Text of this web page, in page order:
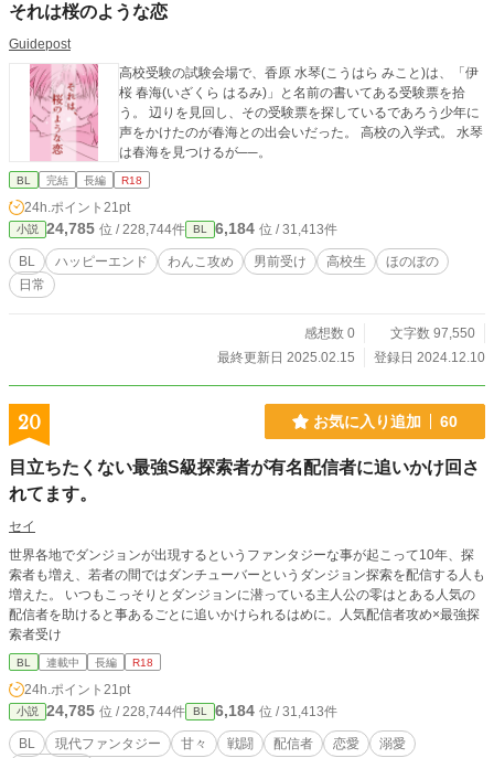
それは桜のような恋
Guidepost
高校受験の試験会場で、香原 水琴(こうはら みこと)は、「伊
桜 春海(いざくら はるみ)」と名前の書いてある受験票を拾
う。 辺りを見回し、その受験票を探しているであろう少年に
声をかけたのが春海との出会いだった。 高校の入学式。 水琴
は春海を見つけるが──。
BL 完結 長編 R18
24h.ポイント 21pt
小説 24,785 位 / 228,744件 BL 6,184 位 / 31,413件
BL ハッピーエンド わんこ攻め 男前受け 高校生
ほのぼの
日常
感想数 0
文字数 97,550
最終更新日 2025.02.15
登録日 2024.12.10
20 お気に入り追加 60
目立ちたくない最強S級探索者が有名配信者に追いかけ回さ
れてます。
セイ
世界各地でダンジョンが出現するというファンタジーな事が起こって10年、探
索者も増え、若者の間ではダンチューバーというダンジョン探索を配信する人も
増えた。 いつもこっそりとダンジョンに潜っている主人公の零はとある人気の
配信者を助けると事あるごとに追いかけられるはめに。人気配信者攻め×最強探
索者受け
BL 連載中 長編 R18
24h.ポイント 21pt
小説 24,785 位 / 228,744件 BL 6,184 位 / 31,413件
BL 現代ファンタジー 甘々 戦闘 配信者 恋愛
溺愛